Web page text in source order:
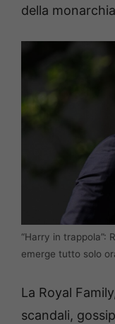
della
“Harry in trappola”:
emerge tutto solo
La Royal
scandali,